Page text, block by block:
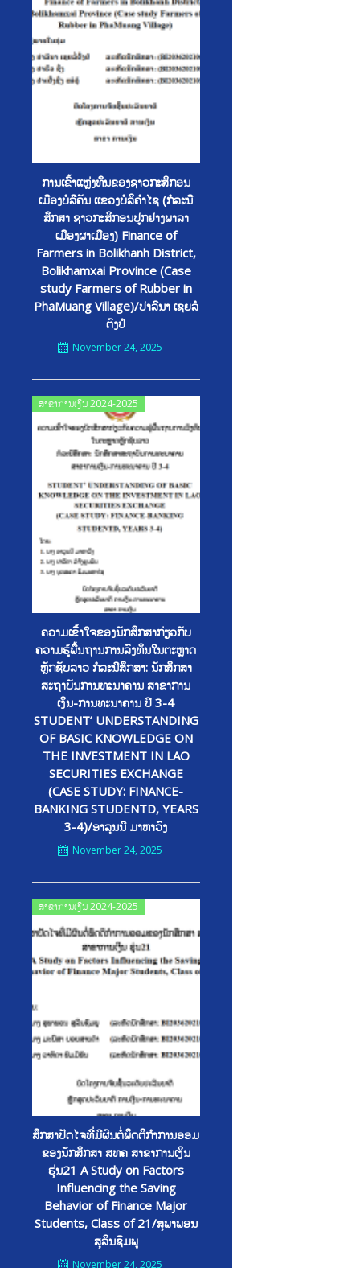
ການເຂົ້າເເຫຼ່ງທຶນຂອງຊາວກະສິກອນ
ເມືອງບໍລີຄັນ ເເຂວງບໍລິຄຳໄຊ (ກໍລະນີ
ສຶກສາ ຊາວກະສິກອນປູກຢາງພາລາ
ເມືອງຜາເມືອງ) Finance of
Farmers in Bolikhanh District,
Bolikhamxai Province (Case
study Farmers of Rubber in
PhaMuang Village)/ປາລີນາ ເຊຍລໍ
ຕົງປໍ
November 24, 2025
ສາຂາການເງິນ 2024-2025
ຄວາມເຂົົ້າໃຈຂອງນັກສຶກສາກ່ຽວກັບ
ຄວາມຮູ້ພື້ນຖານການລົງທຶນໃນຕະຫຼາດ
ຫຼັກຊັບລາວ ກໍລະນີສຶກສາ: ນັກສຶກສາ
ສະຖາບັນການທະນາຄານ ສາຂາການ
ເງິນ-ການທະນາຄານ ປີ 3-4
STUDENT’ UNDERSTANDING
OF BASIC KNOWLEDGE ON
THE INVESTMENT IN LAO
SECURITIES EXCHANGE
(CASE STUDY: FINANCE-
BANKING STUDENTD, YEARS
3-4)/ອາລຸນນີ ມາຫາວົງ
Posted
on
November 24, 2025
ສາຂາການເງິນ 2024-2025
ສຶກສາປັດໄຈທີີ່ມີຜົນຕໍ່ພຶດຕິກໍາການອອມ
ຂອງນັກສຶກສາ ສທຄ ສາຂາການເງິນ
ຮຸ່ນ21 A Study on Factors
Influencing the Saving
Behavior of Finance Major
Students, Class of 21/ສຸພາພອນ
ສຸລິນຊົມພູ
Posted
on
November 24, 2025